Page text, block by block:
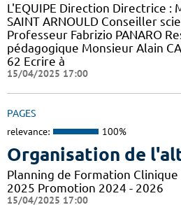
L'EQUIPE Direction Directrice :
SAINT ARNOULD Conseiller
Professeur Fabrizio PANARO
pédagogique Monsieur Alain
62 Ecrire à
15/04/2025 17:00
PAGES
relevance: 100%
Organisation de
Planning de Formation
2025 Promotion 2024 - 2026
15/04/2025 17:00